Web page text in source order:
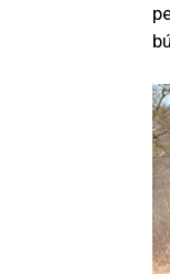
R
e
p
r
o
d
u